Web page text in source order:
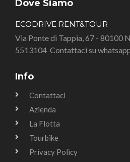
Dove Siamo
ECODRIVE RENT&TOUR
Via Ponte di Tappia, 67 - 80100
5513104 Contattaci su
Info
Contattaci
Azienda
La Flotta
Tourbike
Privacy Policy